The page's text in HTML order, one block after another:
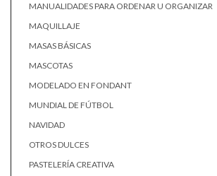
MANUALIDADES PARA ORDENAR U ORGANIZAR
MAQUILLAJE
MASAS BÁSICAS
MASCOTAS
MODELADO EN FONDANT
MUNDIAL DE FÚTBOL
NAVIDAD
OTROS DULCES
PASTELERÍA CREATIVA